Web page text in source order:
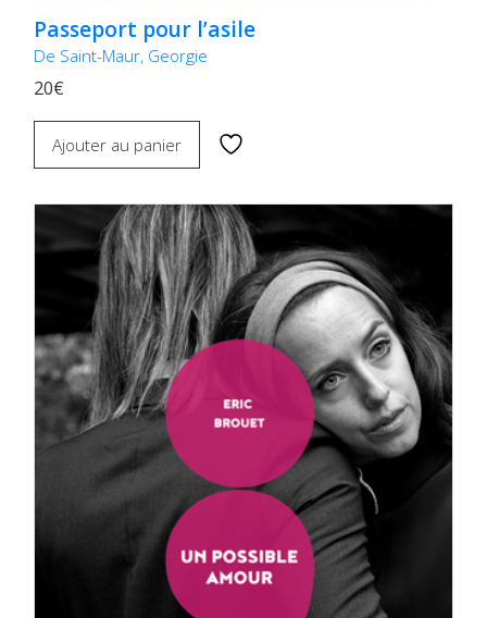
Passeport pour l’asile
De Saint-Maur, Georgie
20€
Ajouter au panier